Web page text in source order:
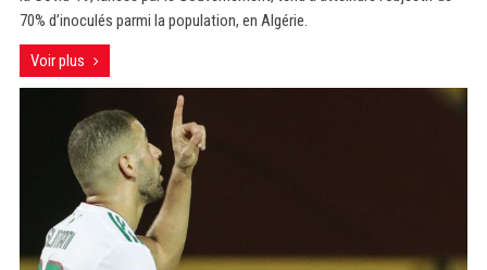
70% d’inoculés parmi la population, en Algérie.
Voir plus